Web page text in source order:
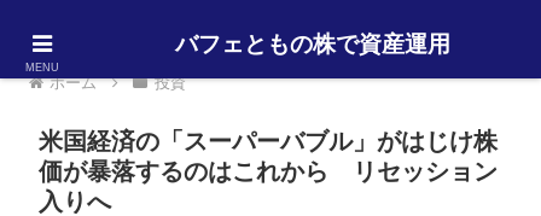
ホーム 投資
米国経済の「スーパーバブル」がはじけ株
価が暴落するのはこれから リセッション
入りへ
MENU
バフェともの株で資産運用